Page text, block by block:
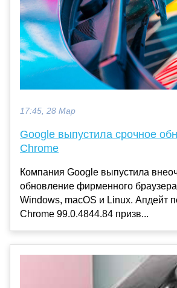
17:45, 28 Мар
Google выпустила срочное
Chrome
Компания Google выпустила
обновление фирменного
Windows, macOS и Linux. Апдейт
Chrome 99.0.4844.84 призв...